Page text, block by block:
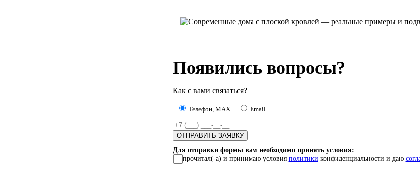
Появились вопросы?
Как с вами связаться?
Телефон, MAX Email
Для отправки формы вам необходимо принять условия:
прочитал(-а) и принимаю условия политики конфиденциальности и даю